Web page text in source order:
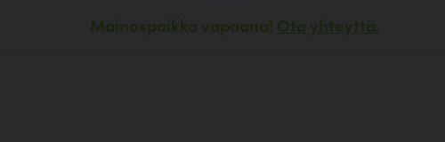
Mainospaikka vapaana! Ota yhteyttä.